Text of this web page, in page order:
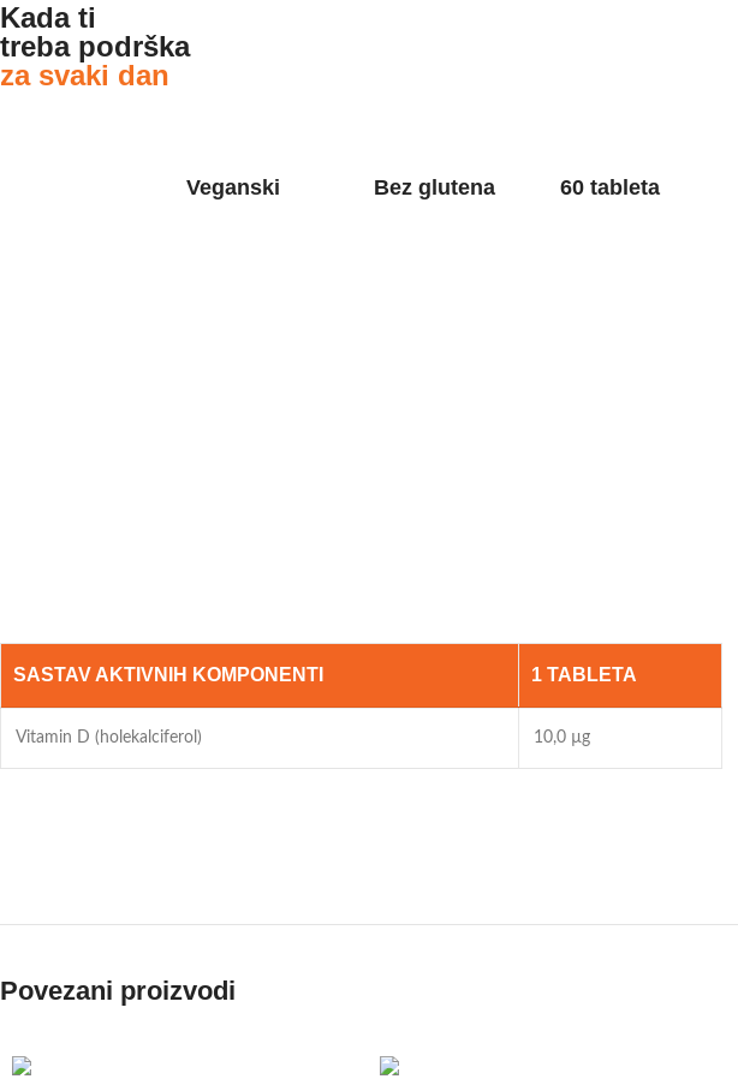
Kada ti
treba podrška
za svaki dan
Veganski Bez glutena 60 tableta
SASTAV AKTIVNIH KOMPONENTI 1 TABLETA
Vitamin D (holekalciferol) 10,0 µg
Povezani proizvodi